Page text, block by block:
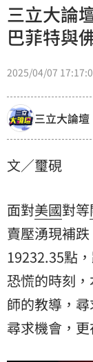
三立大論
巴菲特與
2025/04/07
三立大論壇
文／璽硯
面對美國對等
賣壓湧現補
19232.35點
恐慌的時刻，
師的教導，
尋求機會，